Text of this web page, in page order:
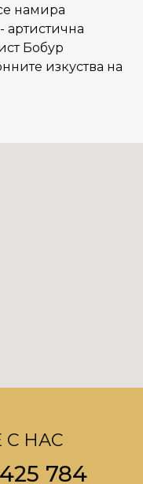
намира
артистична
Бобур
изкуства на
С НАС
784